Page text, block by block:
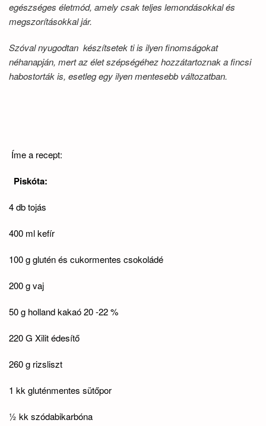
egészséges életmód, amely csak teljes lemondásokkal és
megszorításokkal jár.
Szóval nyugodtan készítsetek ti is ilyen finomságokat
néhanapján, mert az élet szépségéhez hozzátartoznak a fincsi
habostorták is, esetleg egy ilyen mentesebb változatban.
Íme a recept:
Piskóta:
4 db tojás
400 ml kefír
100 g glutén és cukormentes csokoládé
200 g vaj
50 g holland kakaó 20 -22 %
220 G Xilit édesítő
260 g rizsliszt
1 kk gluténmentes sütőpor
½ kk szódabikarbóna